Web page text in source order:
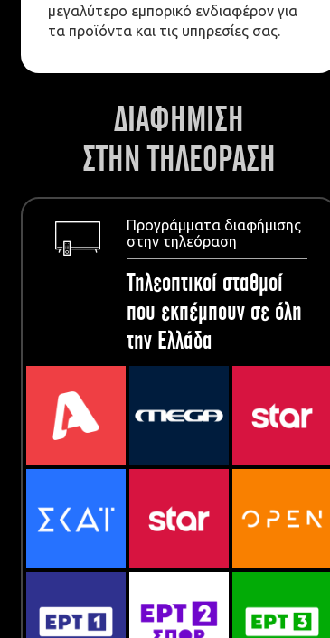
μεγαλύτερο εμπορικό ενδιαφέρον για
τα προϊόντα και τις υπηρεσίες σας.
ΔΙΑΦΗΜΙΣΗ
ΣΤΗΝ ΤΗΛΕΟΡΑΣΗ
Προγράμματα διαφήμισης
στην τηλεόραση
Τηλεοπτικοί σταθμοί
που εκπέμπουν σε όλη
την Ελλάδα